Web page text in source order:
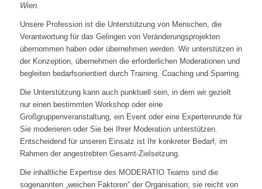
Wien.
Unsere Profession ist die Unterstützung von Menschen, die
Verantwortung für das Gelingen von Veränderungsprojekten
übernommen haben oder übernehmen werden. Wir unterstützen in
der Konzeption, übernehmen die erforderlichen Moderationen und
begleiten bedarfsorientiert durch Training, Coaching und Sparring.
Die Unterstützung kann auch punktuell sein, in dem wir gezielt
nur einen bestimmten Workshop oder eine
Großgruppenveranstaltung, ein Event oder eine Expertenrunde für
Sie moderieren oder Sie bei Ihrer Moderation unterstützen.
Entscheidend für unseren Einsatz ist Ihr konkreter Bedarf, im
Rahmen der angestrebten Gesamt-Zielsetzung.
Die inhaltliche Expertise des MODERATIO Teams sind die
sogenannten „weichen Faktoren“ der Organisation; sie reicht von